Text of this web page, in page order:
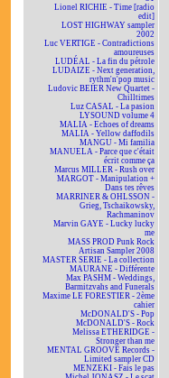
Lionel RICHIE - Time [radio
edit]
LOST HIGHWAY sampler
2002
Luc VERTIGE - Contradictions
amoureuses
LUDÉAL - La fin du pétrole
LUDAIZE - Next generation,
rythm'n'pop music
Ludovic BEIER New Quartet -
Chilltimes
Luz CASAL - La pasion
LYSOUND volume 4
MALIA - Echoes of dreams
MALIA - Yellow daffodils
MANGU - Mi familia
MANUELA - Parce que c'était
écrit comme ça
Marcus MILLER - Rush over
MARGOT - Manipulation +
Dans tes rêves
MARRINER & OHLSSON -
Grieg, Tschaikowsky,
Rachmaninov
Marvin GAYE - Lucky lucky
me
MASS PROD Punk Rock
Artisan Sampler 2008
MASTER SERIE - La collection
MAURANE - Différente
Max PASHM - Weddings,
Barmitzvahs and Funerals
Maxime LE FORESTIER - 2ème
cahier
McDONALD'S - Pop
McDONALD'S - Rock
Melissa ETHERIDGE -
Stronger than me
MENTAL GROOVE Records -
Limited sampler CD
MENZEKI - Fais le pas